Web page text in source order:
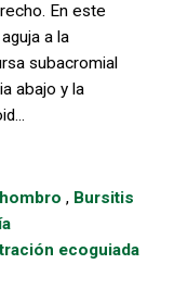
En este
a la
subacromial
abajo y la
, Bursitis
ecoguiada